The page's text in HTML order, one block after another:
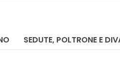
SEDUTE, POLTRONE E